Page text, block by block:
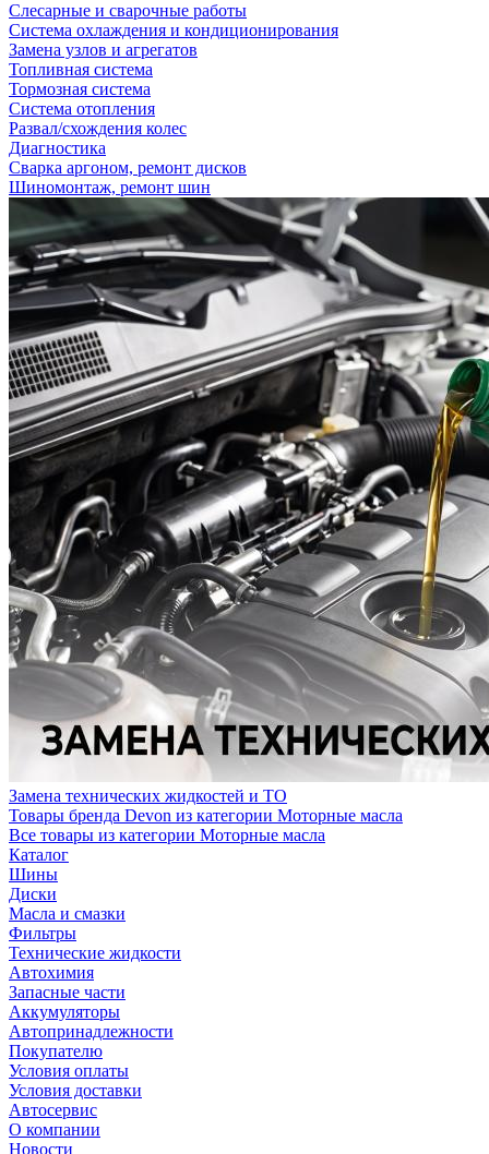
Слесарные и сварочные работы
Система охлаждения и кондиционирования
Замена узлов и агрегатов
Топливная система
Тормозная система
Система отопления
Развал/схождения колес
Диагностика
Сварка аргоном, ремонт дисков
Шиномонтаж, ремонт шин
Замена технических жидкостей и ТО
Товары бренда Devon из категории Моторные масла
Все товары из категории Моторные масла
Каталог
Шины
Диски
Масла и смазки
Фильтры
Технические жидкости
Автохимия
Запасные части
Аккумуляторы
Автопринадлежности
Покупателю
Условия оплаты
Условия доставки
Автосервис
О компании
Новости